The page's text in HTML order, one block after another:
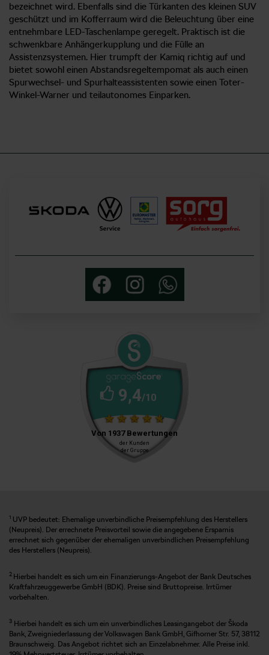
bezeichnet wird. Ebenfalls sind die Türkanten des kleinen SUV
geschützt und im Kofferraum wird die Beleuchtung über eine
entnehmbare LED-Taschenlampe geregelt. Praktisch ist die
schwenkbare Anhängerkupplung und die Fülle an
Assistenzsystemen. Hier trumpft der Kamiq richtig auf und
bietet sowohl einen Abstandsregeltempomat als auch einen
Spurwechsel- und Spurhalteassistenten sowie einen Toter-
Winkel-Warner und teilautonomes Einparken.
1 UVP bedeutet: Ehemalige unverbindliche Preisempfehlung des Herstellers
(Neupreis). Der errechnete Preisvorteil sowie die angegebene Ersparnis
errechnet sich gegenüber der ehemaligen unverbindlichen Preisempfehlung
des Herstellers (Neupreis).
2 Hierbei handelt es sich um ein Finanzierungs-Angebot der Bank Deutsches
Kraftfahrzeuggewerbe GmbH (BDK). Preise sind Bruttopreise. Irrtümer
vorbehalten.
3 Hierbei handelt es sich um ein unverbindliches Leasingangebot der Škoda
Bank, Zweigniederlassung der Volkswagen Bank GmbH, Gifhorner Str. 57, 38112
Braunschweig. Das Angebot richtet sich an Einzelabnehmer. Alle Preise inkl.